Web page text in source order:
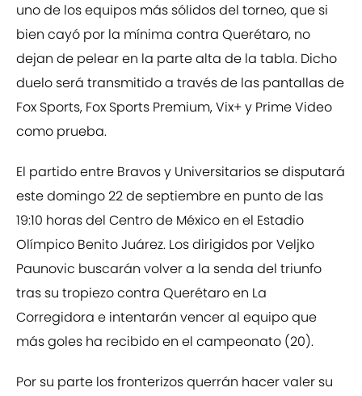
uno de los equipos más sólidos del torneo, que si
bien cayó por la mínima contra Querétaro, no
dejan de pelear en la parte alta de la tabla. Dicho
duelo será transmitido a través de las pantallas de
Fox Sports, Fox Sports Premium, Vix+ y Prime Video
como prueba.
El partido entre Bravos y Universitarios se disputará
este domingo 22 de septiembre en punto de las
19:10 horas del Centro de México en el Estadio
Olímpico Benito Juárez. Los dirigidos por Veljko
Paunovic buscarán volver a la senda del triunfo
tras su tropiezo contra Querétaro en La
Corregidora e intentarán vencer al equipo que
más goles ha recibido en el campeonato (20).
Por su parte los fronterizos querrán hacer valer su